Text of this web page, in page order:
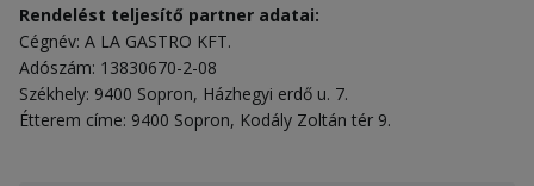
Rendelést teljesítő partner adatai:
Cégnév: A LA GASTRO KFT.
Adószám: 13830670-2-08
Székhely: 9400 Sopron, Házhegyi erdő u. 7.
Étterem címe: 9400 Sopron, Kodály Zoltán tér 9.